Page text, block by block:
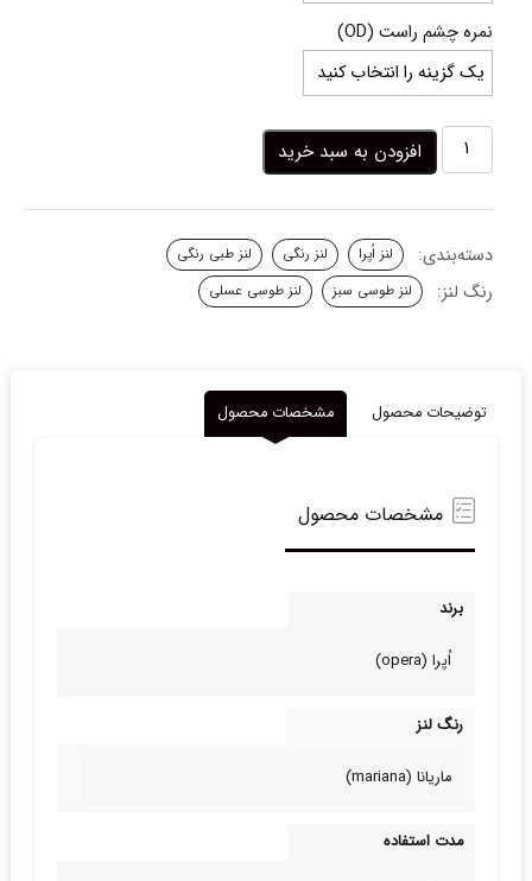
نمره چشم راست (OD)
لنز
طوسی
عسلی
اپرا
عدد
افزودن به سبد خرید
دسته‌بندی: لنز اُپرا لنز رنگی لنز طبی رنگی
رنگ لنز: لنز طوسی سبز لنز طوسی عسلی
توضیحات محصول مشخصات محصول
مشخصات محصول
برند
اُپرا (opera)
رنگ لنز
ماریانا (mariana)
مدت استفاده